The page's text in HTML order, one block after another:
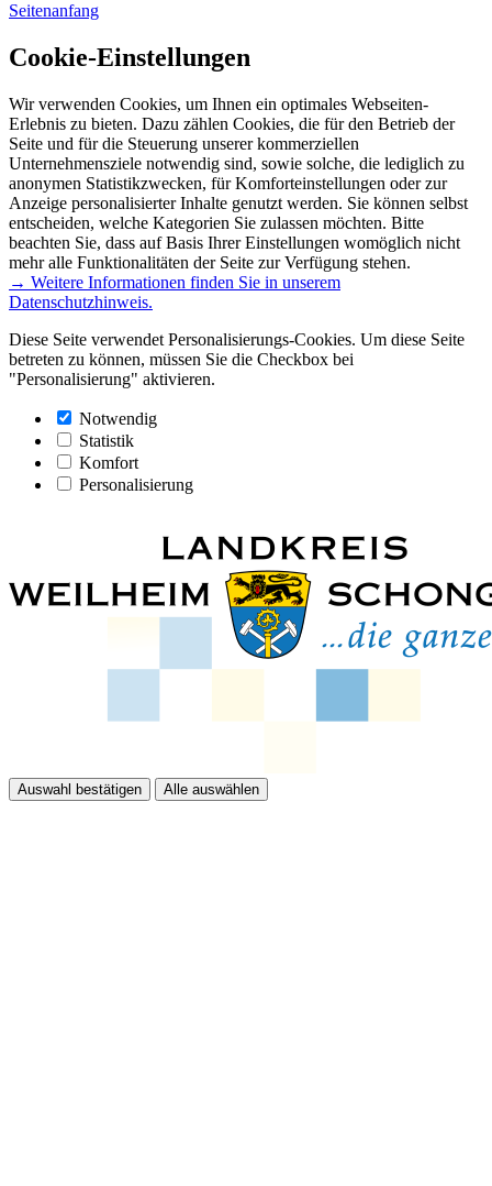
Seitenanfang
Cookie-Einstellungen
Wir verwenden Cookies, um Ihnen ein optimales Webseiten-
Erlebnis zu bieten. Dazu zählen Cookies, die für den Betrieb der
Seite und für die Steuerung unserer kommerziellen
Unternehmensziele notwendig sind, sowie solche, die lediglich zu
anonymen Statistikzwecken, für Komforteinstellungen oder zur
Anzeige personalisierter Inhalte genutzt werden. Sie können selbst
entscheiden, welche Kategorien Sie zulassen möchten. Bitte
beachten Sie, dass auf Basis Ihrer Einstellungen womöglich nicht
mehr alle Funktionalitäten der Seite zur Verfügung stehen.
→ Weitere Informationen finden Sie in unserem
Datenschutzhinweis.
Diese Seite verwendet Personalisierungs-Cookies. Um diese Seite
betreten zu können, müssen Sie die Checkbox bei
"Personalisierung" aktivieren.
Notwendig
Statistik
Komfort
Personalisierung
Auswahl bestätigen Alle auswählen